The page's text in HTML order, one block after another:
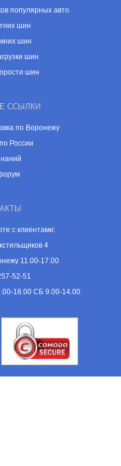
популярных авто
шин
шин
шин
шин
ССЫЛКИ
по Воронежу
России
с клиентами:
4
11.00-17.00
52-51
18.00 СБ 9.00-14.00